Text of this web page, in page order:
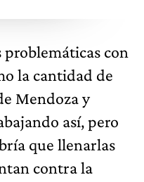
con
la cantidad de
Mendoza y
así, pero
que llenarlas
contra la